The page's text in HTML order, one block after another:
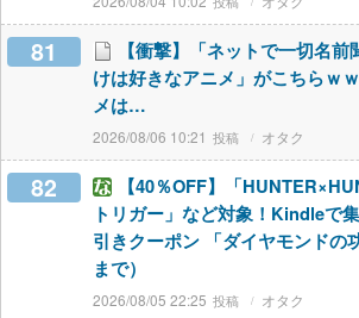
81
【衝撃】「ネットで一切名
けは好きなアニメ」がこちらｗ
メは…
2026/08/06 10:21 オタク
82
【40％OFF】「
トリガー」など対象！Kindleで
引きクーポン 「ダイヤモンドの
まで）
2026/08/05 22:25 オタク